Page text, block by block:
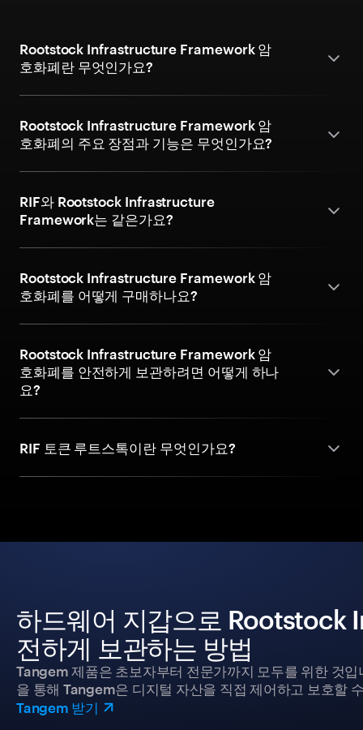
Rootstock Infrastructure Framework 암
호화폐란 무엇인가요?
Rootstock Infrastructure Framework 암
호화폐의 주요 장점과 기능은 무엇인가요?
RIF와 Rootstock Infrastructure
Framework는 같은가요?
Rootstock Infrastructure Framework 암
호화폐를 어떻게 구매하나요?
Rootstock Infrastructure Framework 암
호화폐를 안전하게 보관하려면 어떻게 하나
요?
RIF 토큰 루트스톡이란 무엇인가요?
하드웨어 지갑으로
전하게 보관하는 방법
Tangem 제품은 초보자부터 전문가까지 모두를 위한 것
을 통해 Tangem은 디지털 자산을 직접 제어하고 보호할
Tangem 받기